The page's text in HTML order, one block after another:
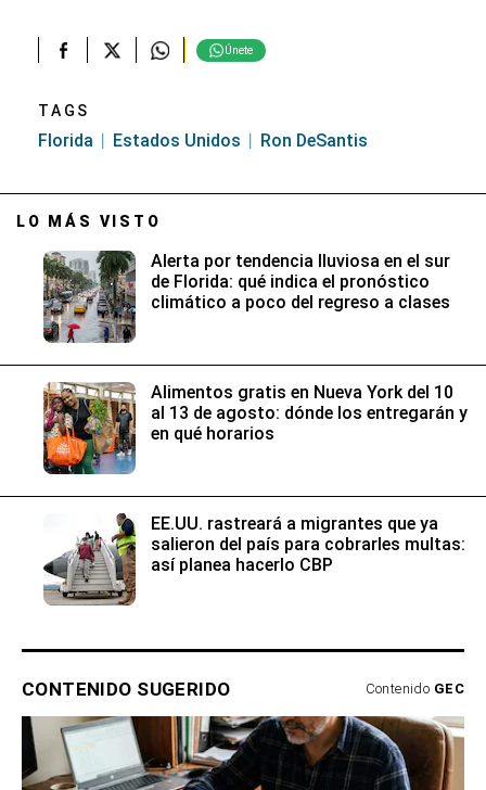
Únete
TAGS
Florida Estados Unidos Ron DeSantis
LO MÁS VISTO
Alerta por tendencia lluviosa en el sur
de Florida: qué indica el pronóstico
climático a poco del regreso a clases
Alimentos gratis en Nueva York del 10
al 13 de agosto: dónde los entregarán y
en qué horarios
EE.UU. rastreará a migrantes que ya
salieron del país para cobrarles multas:
así planea hacerlo CBP
CONTENIDO SUGERIDO Contenido GEC